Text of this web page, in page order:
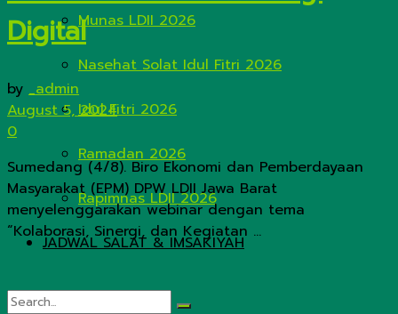
Munas LDII 2026
Nasehat Solat Idul Fitri 2026
Idul Fitri 2026
Ramadan 2026
Rapimnas LDII 2026
JADWAL SALAT & IMSAKIYAH
Digital
by _admin
August 5, 2024
0
Sumedang (4/8). Biro Ekonomi dan Pemberdayaan
Masyarakat (EPM) DPW LDII Jawa Barat
menyelenggarakan webinar dengan tema
“Kolaborasi, Sinergi, dan Kegiatan ...